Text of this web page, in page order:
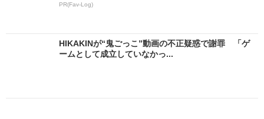
PR(Fav-Log)
HIKAKINが“鬼ごっこ”動画の不正疑惑で謝罪 「ゲ
ームとして成立していなかっ...